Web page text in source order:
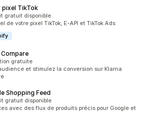
pixel TikTok
gratuit disponible
de votre pixel TikTok, E-API et TikTok Ads
Compare
gratuite
et stimulez la conversion sur Klarna
Shopping Feed
gratuit disponible
avec des flux de produits précis pour Google et